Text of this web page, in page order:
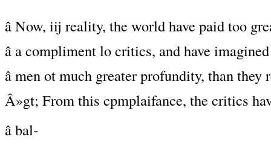
â Now, iij reality, the world have paid too
â a compliment lo critics, and have
â men ot much greater profundity, than they
Â»gt; From this cpmplaifance, the critics
â bal-